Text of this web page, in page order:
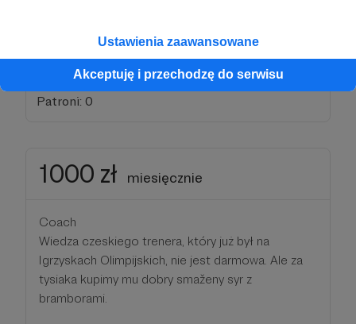
Ustawienia zaawansowane
Akceptuję i przechodzę do serwisu
- po 3 miesiącach wspomagania jeden trening z
nami na lodzie lub siłowni
Patroni: 0
1000 zł miesięcznie
Coach
Wiedza czeskiego trenera, który już był na
Igrzyskach Olimpijskich, nie jest darmowa. Ale za
tysiaka kupimy mu dobry smaženy syr z
bramborami.